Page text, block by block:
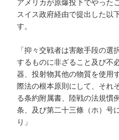
アメリカが原爆投下でやった
スイス政府経由で提出した以
す。
「抑々交戦者は害敵手段の
するものに非ざること及び不
器、投射物其他の物質を使用
際法の根本原則にして、それ
る条約附属書、陸戦の法規慣
条、及び第二十三條（ホ）号
り」